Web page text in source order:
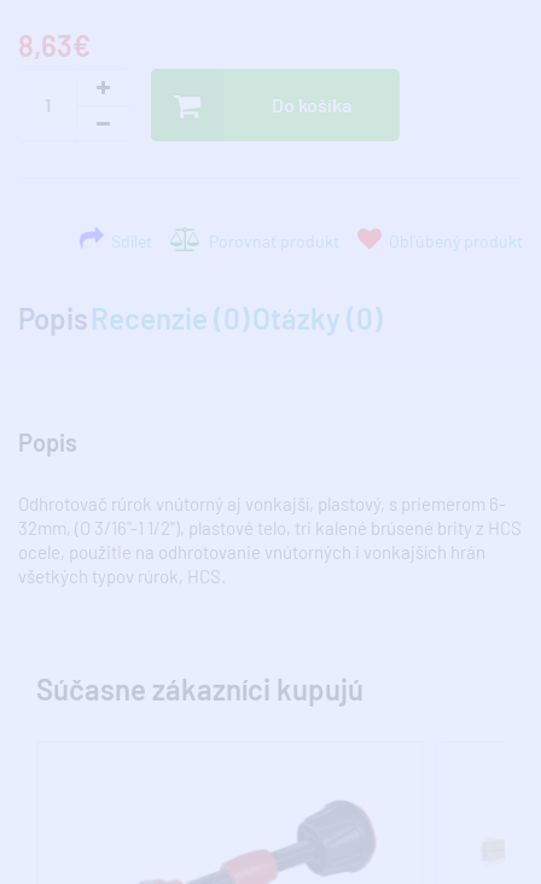
8,63€
Do košíka
Sdílet Porovnať produkt Obľúbený produkt
PopisRecenzie (0)Otázky (0)
Popis
Odhrotovač rúrok vnútorný aj vonkajší, plastový, s priemerom 6-
32mm, (O 3/16"-1 1/2"), plastové telo, tri kalené brúsené brity z HCS
ocele, použitie na odhrotovanie vnútorných i vonkajších hrán
všetkých typov rúrok, HCS.
Súčasne zákazníci kupujú